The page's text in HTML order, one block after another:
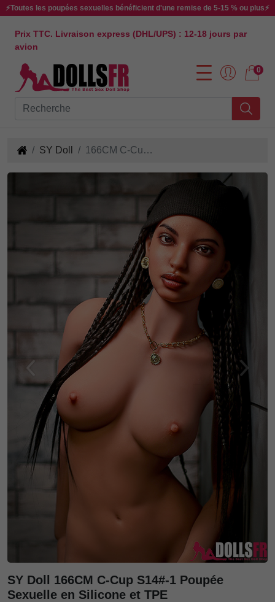
⚡Toutes les poupées sexuelles bénéficient d'une remise de 5-15 % ou plus⚡
Prix TTC. Livraison express (DHL/UPS) : 12-18 jours par
avion
0
SY Doll 166CM C-Cup S14#-1 Poupée Sexuelle en Silicone et TPE
SY Doll 166CM C-Cup S14#-1 Poupée
Sexuelle en Silicone et TPE